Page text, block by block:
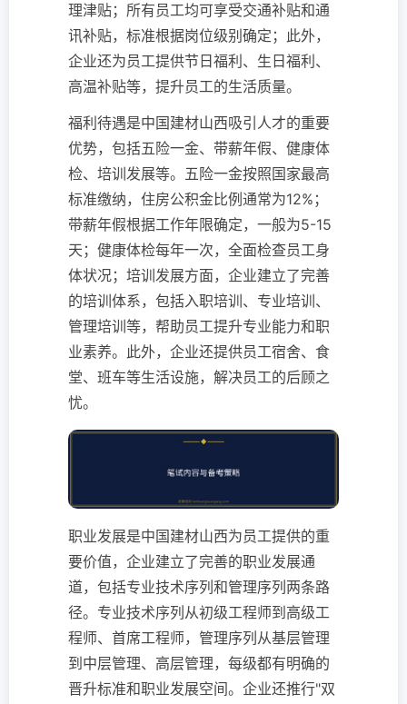
理津贴；所有员工均可享受交通补贴和通
讯补贴，标准根据岗位级别确定；此外，
企业还为员工提供节日福利、生日福利、
高温补贴等，提升员工的生活质量。
福利待遇是中国建材山西吸引人才的重要
优势，包括五险一金、带薪年假、健康体
检、培训发展等。五险一金按照国家最高
标准缴纳，住房公积金比例通常为12%；
带薪年假根据工作年限确定，一般为5-15
天；健康体检每年一次，全面检查员工身
体状况；培训发展方面，企业建立了完善
的培训体系，包括入职培训、专业培训、
管理培训等，帮助员工提升专业能力和职
业素养。此外，企业还提供员工宿舍、食
堂、班车等生活设施，解决员工的后顾之
忧。
职业发展是中国建材山西为员工提供的重
要价值，企业建立了完善的职业发展通
道，包括专业技术序列和管理序列两条路
径。专业技术序列从初级工程师到高级工
程师、首席工程师，管理序列从基层管理
到中层管理、高层管理，每级都有明确的
晋升标准和职业发展空间。企业还推行"双